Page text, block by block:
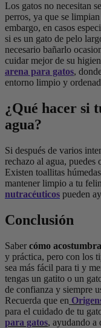
Los gatos no necesitan
perros, ya que se
embargo, en casos
si es un gato de pelo
necesario bañarlo
cuidar mejor de su
arena para gatos,
entorno limpio y
¿Qué hacer si
agua?
Si después de varios
rechazo al agua, puedes
Existen toallitas
mantener limpio a tu
nutracéuticos pueden
Conclusión
Saber cómo
y práctica, pero con los
sea más fácil para ti y
tengas un gatito o un
de confianza y siempre
Recuerda que en
para el cuidado de tu
para gatos, ayudando a